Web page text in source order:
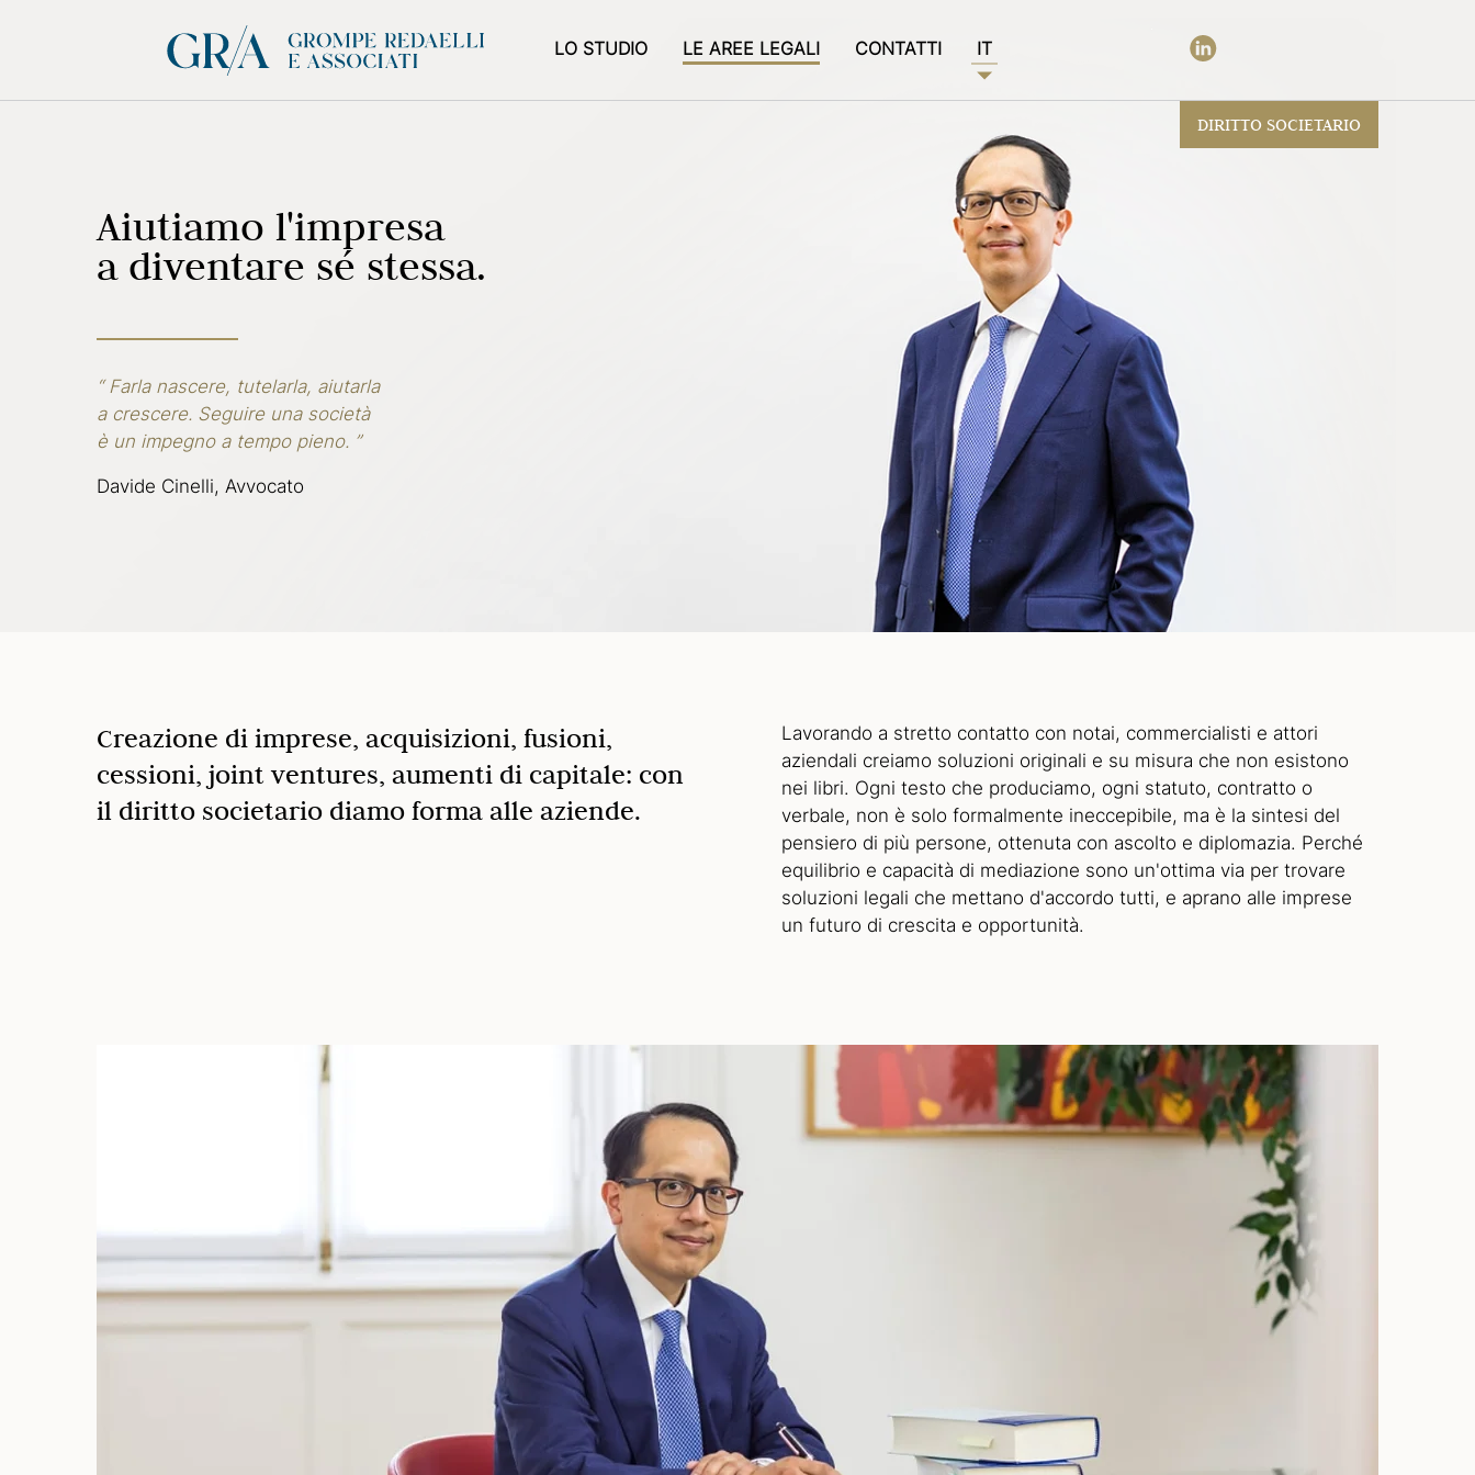
LO STUDIO LE AREE LEGALI CONTATTI IT
DIRITTO SOCIETARIO
Aiutiamo l'impresa
a diventare sé stessa.
“ Farla nascere, tutelarla, aiutarla
a crescere. Seguire una società
è un impegno a tempo pieno. ”
Davide Cinelli, Avvocato
Creazione di imprese, acquisizioni, fusioni,
cessioni, joint ventures, aumenti di capitale: con
il diritto societario diamo forma alle aziende.
Lavorando a stretto contatto con notai, commercialisti e attori
aziendali creiamo soluzioni originali e su misura che non esistono
nei libri. Ogni testo che produciamo, ogni statuto, contratto o
verbale, non è solo formalmente ineccepibile, ma è la sintesi del
pensiero di più persone, ottenuta con ascolto e diplomazia. Perché
equilibrio e capacità di mediazione sono un'ottima via per trovare
soluzioni legali che mettano d'accordo tutti, e aprano alle imprese
un futuro di crescita e opportunità.